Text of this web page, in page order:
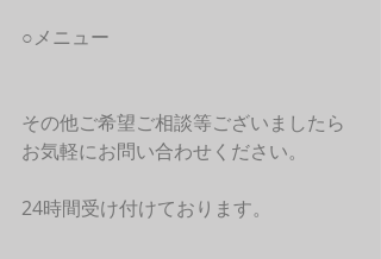
○メニュー
その他ご希望ご相談等ございましたら
お気軽にお問い合わせください。
24時間受け付けております。